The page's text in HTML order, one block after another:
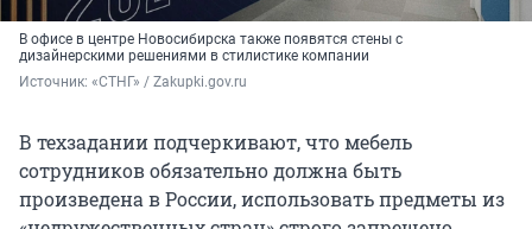
В офисе в центре Новосибирска также появятся стены с
дизайнерскими решениями в стилистике компании
Источник: «СТНГ» / Zakupki.gov.ru
В техзадании подчеркивают, что мебель
сотрудников обязательно должна быть
произведена в России, использовать предметы из